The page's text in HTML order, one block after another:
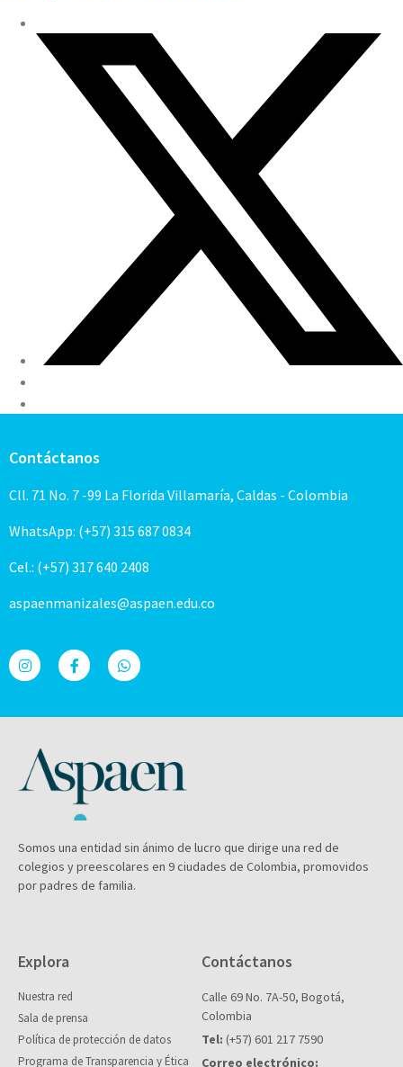
Contáctanos
Cll. 71 No. 7 -99 La Florida Villamaría, Caldas - Colombia
WhatsApp: (+57) 315 687 0834
Cel.: (+57) 317 640 2408
aspaenmanizales@aspaen.edu.co
Somos una entidad sin ánimo de lucro que dirige una red de
colegios y preescolares en 9 ciudades de Colombia, promovidos
por padres de familia.
Explora
Nuestra red
Sala de prensa
Política de protección de datos
Programa de Transparencia y Ética
Contáctanos
Calle 69 No. 7A-50, Bogotá,
Colombia
Tel: (+57) 601 217 7590
Correo electrónico: